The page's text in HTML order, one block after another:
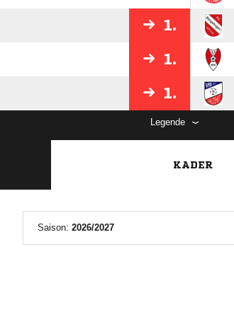
1.
1.
1.
Legende
KADER
Saison: 2026/2027